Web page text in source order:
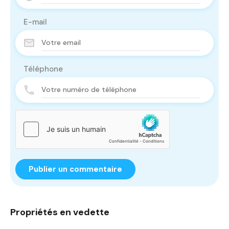
E-mail
Téléphone
Propriétés en vedette